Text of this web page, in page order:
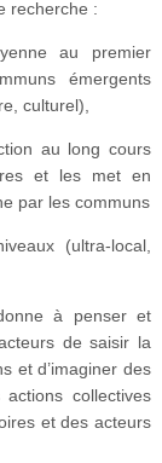
recherche :
au premier
émergents
culturel),
au long cours
et les met en
par les communs
(ultra-local,
à penser et
de saisir la
et d’imaginer des
collectives
et des acteurs